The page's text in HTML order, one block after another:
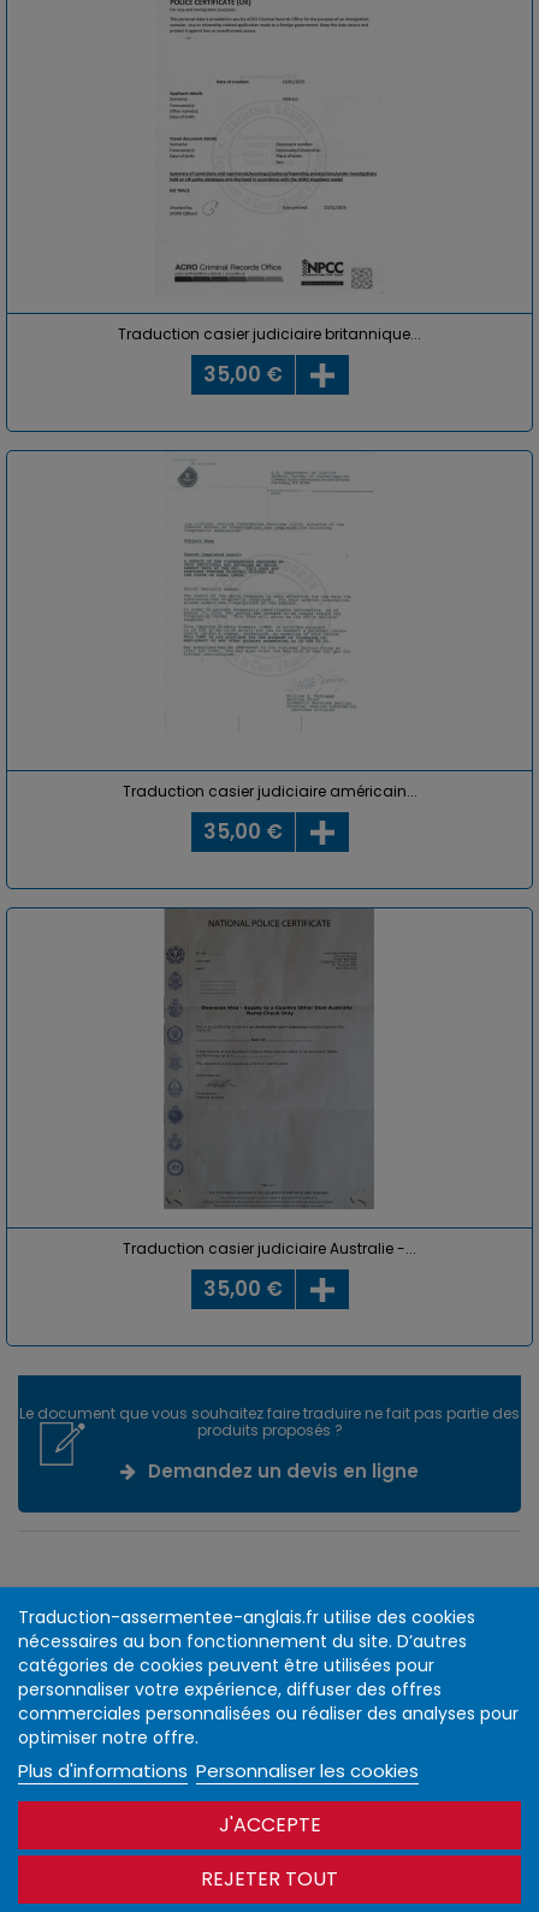
Traduction casier judiciaire britannique...
35,00 €
Traduction casier judiciaire américain...
35,00 €
Traduction casier judiciaire Australie -...
35,00 €
Le document que vous souhaitez faire traduire ne fait pas partie des
produits proposés ?
Demandez un devis en ligne
Nous suivre
Infos et
échanges via le
blog
Informations
Contactez-nous
Newsletter
Traduction-assermentee-anglais.fr utilise des cookies
nécessaires au bon fonctionnement du site. D’autres
catégories de cookies peuvent être utilisées pour
personnaliser votre expérience, diffuser des offres
commerciales personnalisées ou réaliser des analyses pour
optimiser notre offre.
Plus d'informations Personnaliser les cookies
REJETER TOUT
J'ACCEPTE
© Christine Gouron SARL -Mentions légales